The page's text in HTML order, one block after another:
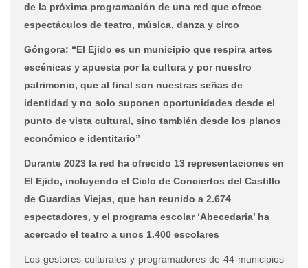
de la próxima programación de una red que ofrece
espectáculos de teatro, música, danza y circo
Góngora: “El Ejido es un municipio que respira artes
escénicas y apuesta por la cultura y por nuestro
patrimonio, que al final son nuestras señas de
identidad y no solo suponen oportunidades desde el
punto de vista cultural, sino también desde los planos
económico e identitario”
Durante 2023 la red ha ofrecido 13 representaciones en
El Ejido, incluyendo el Ciclo de Conciertos del Castillo
de Guardias Viejas, que han reunido a 2.674
espectadores, y el programa escolar ‘Abecedaria’ ha
acercado el teatro a unos 1.400 escolares
Los gestores culturales y programadores de 44 municipios